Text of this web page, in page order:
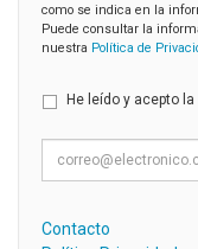
como se indica en la
Puede consultar la
nuestra Política de
He leído y acepto la
Contacto